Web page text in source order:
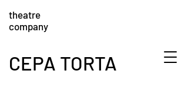
CEPA TORTA
theatre
company